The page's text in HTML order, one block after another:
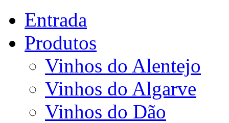
Entrada
Produtos
Vinhos do Alentejo
Vinhos do Algarve
Vinhos do Dão